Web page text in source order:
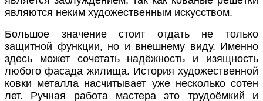
являются неким художественным искусством.
Большое значение стоит отдать не только
защитной функции, но и внешнему виду. Именно
здесь может сочетать надёжность и изящность
любого фасада жилища. История художественной
ковки металла насчитывает уже несколько сотен
лет. Ручная работа мастера это трудоёмкий и